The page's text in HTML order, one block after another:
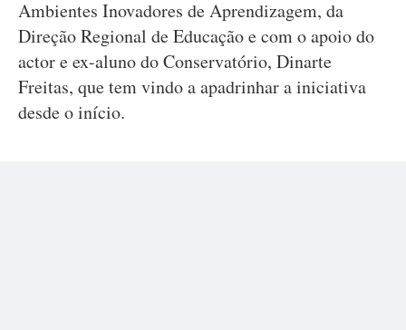
Ambientes Inovadores de Aprendizagem, da
Direção Regional de Educação e com o apoio do
actor e ex-aluno do Conservatório, Dinarte
Freitas, que tem vindo a apadrinhar a iniciativa
desde o início.